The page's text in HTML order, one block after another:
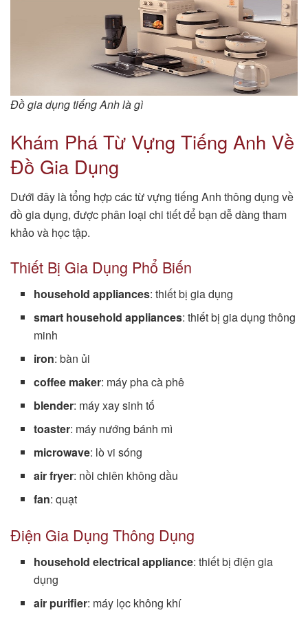
Đồ gia dụng tiếng Anh là gì
Khám Phá Từ Vựng Tiếng Anh Về
Đồ Gia Dụng
Dưới đây là tổng hợp các từ vựng tiếng Anh thông dụng về
đồ gia dụng, được phân loại chi tiết để bạn dễ dàng tham
khảo và học tập.
Thiết Bị Gia Dụng Phổ Biến
household appliances: thiết bị gia dụng
smart household appliances: thiết bị gia dụng thông
minh
iron: bàn ủi
coffee maker: máy pha cà phê
blender: máy xay sinh tố
toaster: máy nướng bánh mì
microwave: lò vi sóng
air fryer: nồi chiên không dầu
fan: quạt
Điện Gia Dụng Thông Dụng
household electrical appliance: thiết bị điện gia
dụng
air purifier: máy lọc không khí